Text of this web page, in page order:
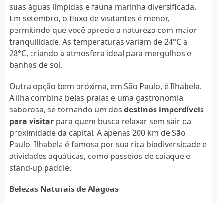
suas águas límpidas e fauna marinha diversificada.
Em setembro, o fluxo de visitantes é menor,
permitindo que você aprecie a natureza com maior
tranquilidade. As temperaturas variam de 24°C a
28°C, criando a atmosfera ideal para mergulhos e
banhos de sol.
Outra opção bem próxima, em São Paulo, é Ilhabela.
A ilha combina belas praias e uma gastronomia
saborosa, se tornando um dos destinos imperdíveis
para visitarpara quem busca relaxar sem sair da
proximidade da capital. A apenas 200 km de São
Paulo, Ilhabela é famosa por sua rica biodiversidade e
atividades aquáticas, como passeios de caiaque e
stand-up paddle.
Belezas Naturais de Alagoas